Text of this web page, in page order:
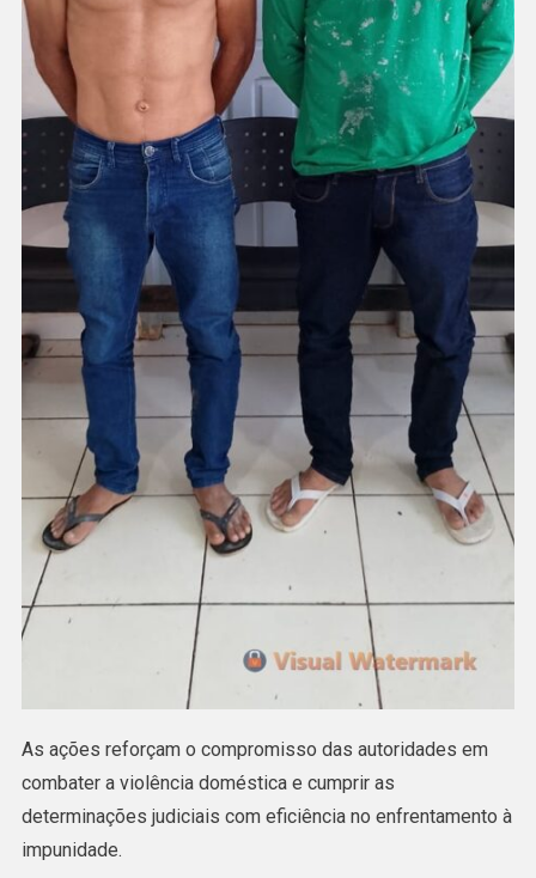
As ações reforçam o compromisso das autoridades em
combater a violência doméstica e cumprir as
determinações judiciais com eficiência no enfrentamento à
impunidade.